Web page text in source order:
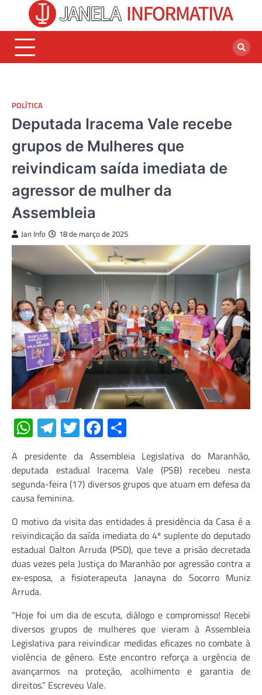
content
POLÍTICA
Deputada Iracema Vale recebe
grupos de Mulheres que
reivindicam saída imediata de
agressor de mulher da
Assembleia
Jan Info 18 de março de 2025
WhatsApp
Telegram
TwitterFacebook
A presidente da Assembleia Legislativa do Maranhão,
deputada estadual Iracema Vale (PSB) recebeu nesta
segunda-feira (17) diversos grupos que atuam em defesa da
causa feminina.
O motivo da visita das entidades à presidência da Casa é a
reivindicação da saída imediata do 4º suplente do deputado
estadual Dalton Arruda (PSD), que teve a prisão decretada
duas vezes pela Justiça do Maranhão por agressão contra a
ex-esposa, a fisioterapeuta Janayna do Socorro Muniz
Arruda.
“Hoje foi um dia de escuta, diálogo e compromisso! Recebi
diversos grupos de mulheres que vieram à Assembleia
Legislativa para reivindicar medidas eficazes no combate à
violência de gênero. Este encontro reforça a urgência de
avançarmos na proteção, acolhimento e garantia de
direitos.” Escreveu Vale.